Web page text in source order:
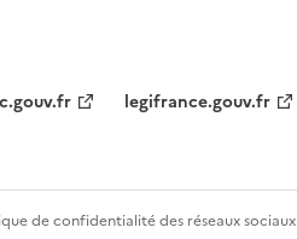
legifrance.gouv.fr
de confidentialité des réseaux sociaux